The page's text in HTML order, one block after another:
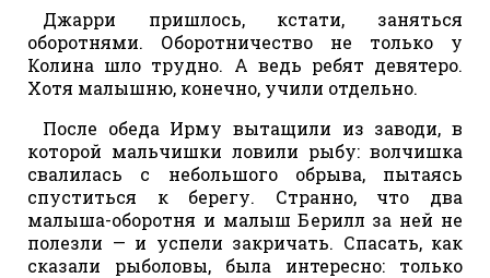
Джарри пришлось, кстати, заняться
оборотнями. Оборотничество не только у
Колина шло трудно. А ведь ребят девятеро.
Хотя малышню, конечно, учили отдельно.
После обеда Ирму вытащили из заводи, в
которой мальчишки ловили рыбу: волчишка
свалилась с небольшого обрыва, пытаясь
спуститься к берегу. Странно, что два
малыша-оборотня и малыш Берилл за ней не
полезли — и успели закричать. Спасать, как
сказали рыболовы, была интересно: только